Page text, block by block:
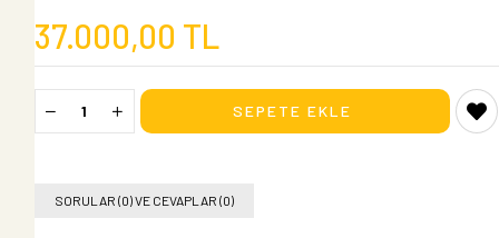
37.000,00 TL
SORULAR (0) VE CEVAPLAR (0)